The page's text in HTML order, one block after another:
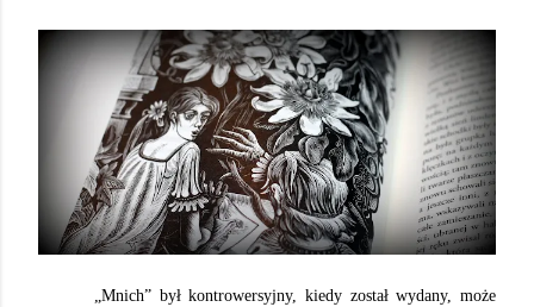
„Mnich” był kontrowersyjny, kiedy został wydany, może